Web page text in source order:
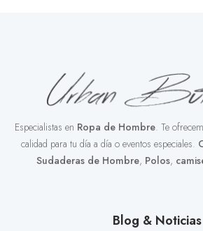
Especialistas en Ropa de Hombre. Te
calidad para tu día a día o eventos especiales.
Sudaderas de Hombre, Polos,
Blog & Noticias